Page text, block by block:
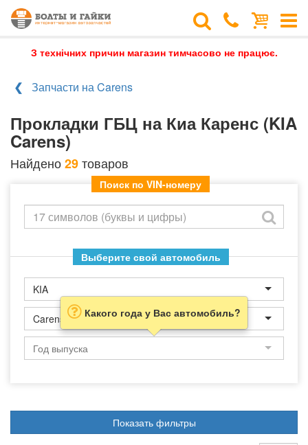
З технічних причин магазин тимчасово не працює.
Запчасти на Carens
Прокладки ГБЦ на Киа Каренс (KIA
Carens)
Найдено29товаров
Поиск по VIN-номеру
Выберите свой автомобиль
KIA
Carens Какого года у Вас автомобиль?
Показать фильтры